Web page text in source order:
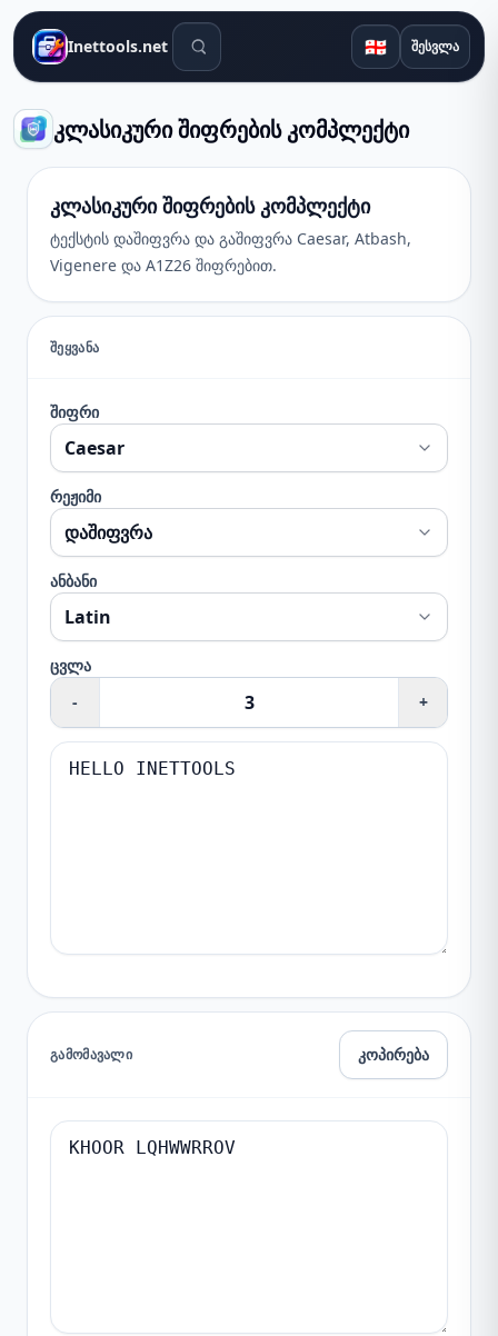
Inettools.net საძიებო ინსტრუმენტები🇬🇪 შესვლა
კლასიკური შიფრების კომპლექტი
კლასიკური შიფრების კომპლექტი
ტექსტის დაშიფვრა და გაშიფვრა Caesar, Atbash,
Vigenere და A1Z26 შიფრებით.
ᲨᲔᲧᲕᲐᲜᲐ
შიფრი
რეჟიმი
ანბანი
ცვლა
-
+
ᲒᲐᲛᲝᲛᲐᲕᲐᲚᲘ კოპირება